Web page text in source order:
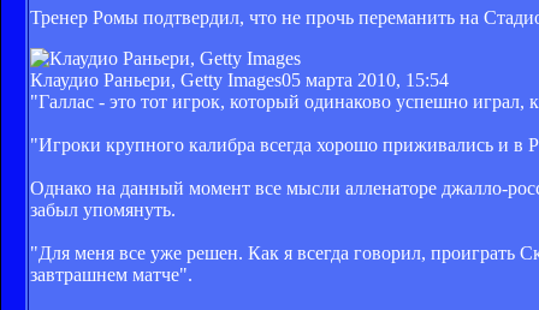
Тренер Ромы подтвердил, что не прочь переманить на
Клаудио Раньери, Getty Images05 марта 2010, 15:54
"Галлас - это тот игрок, который одинаково успешно играл,
"Игроки крупного калибра всегда хорошо приживались и в
Однако на данный момент все мысли алленаторе джалло-
забыл упомянуть.
"Для меня все уже решен. Как я всегда говорил, проиграть
завтрашнем матче".